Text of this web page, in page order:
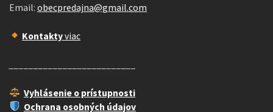
Email: obecpredajna@gmail.com
Kontaktyviac
Vyhlásenie o prístupnosti
Ochrana osobných údajov